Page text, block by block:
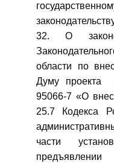
32. О
области по
Думу проекта
95066-7 «О
25.7 Кодекса
части